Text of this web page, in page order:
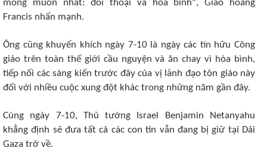
mong muốn nhất: đối thoại và hòa bình", Giáo hoàng
Francis nhấn mạnh.
Ông cũng khuyến khích ngày 7-10 là ngày các tín hữu Công
giáo trên toàn thế giới cầu nguyện và ăn chay vì hòa bình,
tiếp nối các sáng kiến trước đây của vị lãnh đạo tôn giáo này
đối với nhiều cuộc xung đột khác trong những năm gần đây.
Cùng ngày 7-10, Thủ tướng Israel Benjamin Netanyahu
khẳng định sẽ đưa tất cả các con tin vẫn đang bị giữ tại Dải
Gaza trở về.